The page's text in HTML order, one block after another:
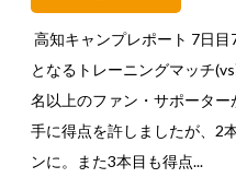
高知キャンプレポート 7日
となるトレーニングマッチ
名以上のファン・サポータ
手に得点を許しましたが、2
ンに。また3本目も得点...